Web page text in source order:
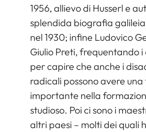
1956, allievo di Husserl e
splendida biografia
nel 1930; infine Ludovico
Giulio Preti, frequentando
per capire che anche i
radicali possono avere una
importante nella
studioso. Poi ci sono i
altri paesi – molti dei quali